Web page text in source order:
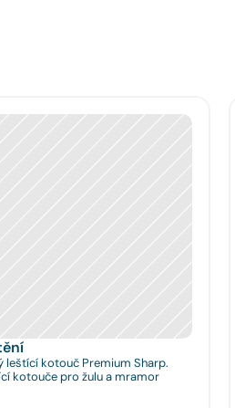
kotouč Premium Sharp.
kotouče pro žulu a mramor